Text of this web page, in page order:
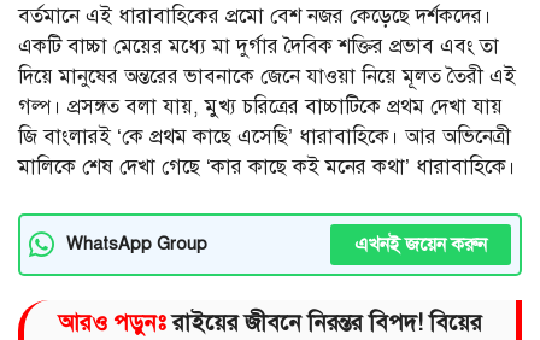
বর্তমানে এই ধারাবাহিকের প্রমো বেশ নজর কেড়েছে দর্শকদের।
একটি বাচ্চা মেয়ের মধ্যে মা দুর্গার দৈবিক শক্তির প্রভাব এবং তা
দিয়ে মানুষের অন্তরের ভাবনাকে জেনে যাওয়া নিয়ে মূলত তৈরী এই
গল্প। প্রসঙ্গত বলা যায়, মুখ্য চরিত্রের বাচ্চাটিকে প্রথম দেখা যায়
জি বাংলারই ‘কে প্রথম কাছে এসেছি’ ধারাবাহিকে। আর অভিনেত্রী
মালিকে শেষ দেখা গেছে ‘কার কাছে কই মনের কথা’ ধারাবাহিকে।
WhatsApp Group এখনই জয়েন করুন
আরও পড়ুনঃরাইয়ের জীবনে নিরন্তর বিপদ! বিয়ের